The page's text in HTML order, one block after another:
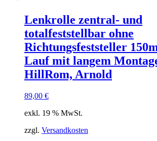
Lenkrolle zentral- und
totalfeststellbar ohne
Richtungsfeststeller
Lauf mit langem
HillRom, Arnold
89,00 €
exkl. 19 % MwSt.
zzgl. Versandkosten